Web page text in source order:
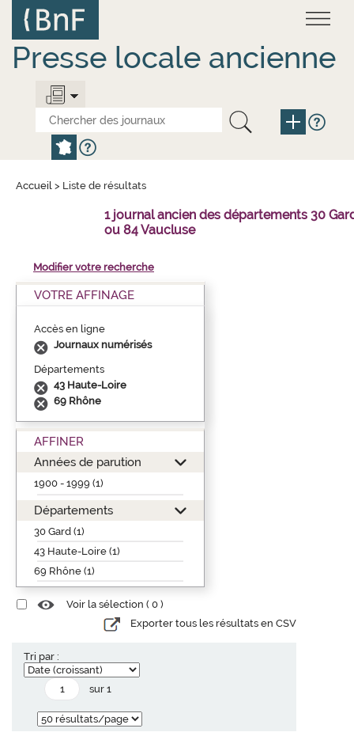
contenu
principal
Presse locale ancienne
Accueil > Liste de résultats
1 journal ancien des départements 30
ou 84 Vaucluse
Modifier votre recherche
VOTRE AFFINAGE
Accès en ligne
Journaux numérisés
Départements
43 Haute-Loire
69 Rhône
AFFINER
Années de parution
1900 - 1999 (1)
Départements
30 Gard (1)
43 Haute-Loire (1)
69 Rhône (1)
Voir la sélection ( 0 )
Exporter tous les résultats en CSV
Tri par :
sur 1
Panneau de gestion des cookies